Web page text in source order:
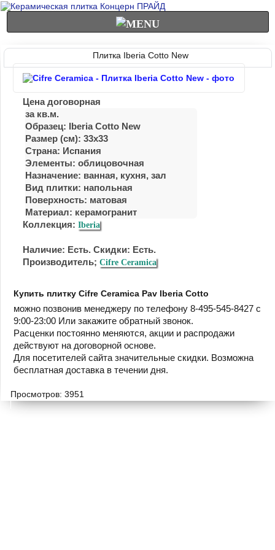
Плитка Iberia Cotto New
Цена договорная
за кв.м.
Образец: Iberia Cotto New
Размер (см): 33x33
Страна: Испания
Элементы: облицовочная
Назначение: ванная, кухня, зал
Вид плитки: напольная
Поверхность: матовая
Материал: керамогранит
Коллекция: Iberia
Наличие: Есть. Скидки: Есть.
Производитель; Cifre Ceramica
Купить плитку Cifre Ceramica Pav Iberia Cotto
можно позвонив менеджеру по телефону 8-495-545-8427 с
9:00-23:00 Или закажите обратный звонок.
Расценки постоянно меняются, акции и распродажи
действуют на договорной основе.
Для посетителей сайта значительные скидки. Возможна
бесплатная доставка в течении дня.
Просмотров: 3951